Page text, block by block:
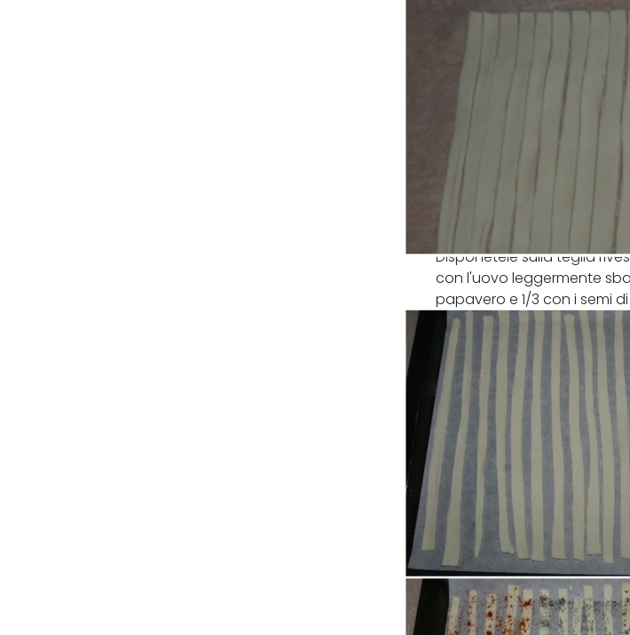
Disponetele sulla teglia
con l'uovo leggermente
papavero e 1/3 con i semi
Cuocete per 10-12 minuti